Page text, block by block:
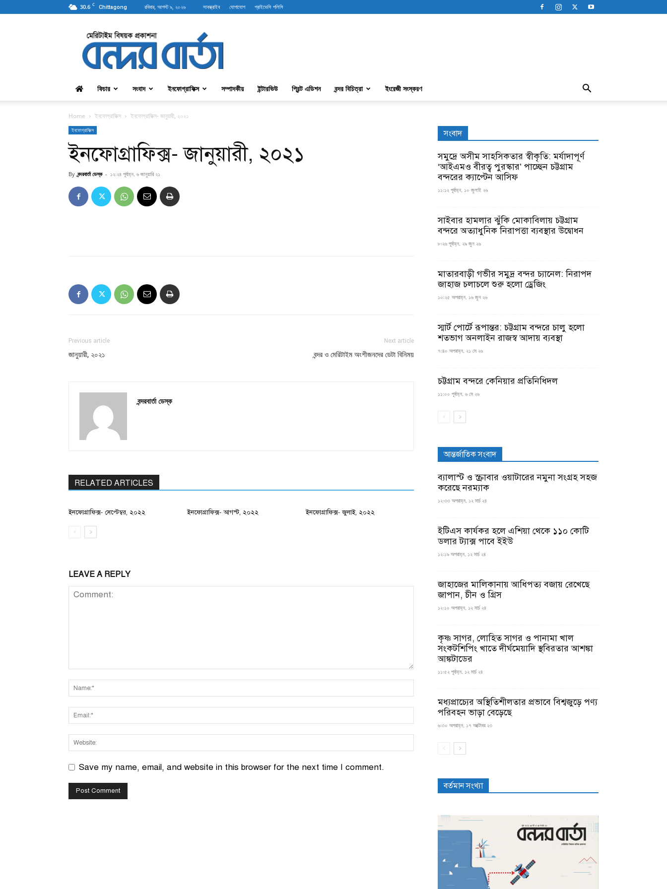
30.6 C Chittagong রবিবার, আগস্ট ৯, ২০২৬ সাবস্ক্রাইব যোগাযোগ প্রাইভেসি পলিসি
বন্দরবার্তা
ফিচার সংবাদ ইনফোগ্রাফিক্স সম্পাদকীয় ইন্টারভিউ প্রিন্ট এডিশন বন্দর বিচিত্রা ইংরেজী সংস্করণ
Home ইনফোগ্রাফিক্স ইনফোগ্রাফিক্স- জানুয়ারী, ২০২১
ইনফোগ্রাফিক্স
ইনফোগ্রাফিক্স- জানুয়ারী, ২০২১
By বন্দরবার্তা ডেস্ক - ১২:২৪ পূর্বাহ্ন, ৬ জানুয়ারি ২১
Previous article
জানুয়ারী, ২০২১
Next article
বন্দর ও মেরিটাইম অংশীজনদের ডেটা বিনিময়
বন্দরবার্তা ডেস্ক
RELATED ARTICLES
ইনফোগ্রাফিক্স- সেপ্টেম্বর, ২০২২ ইনফোগ্রাফিক্স- আগস্ট, ২০২২ ইনফোগ্রাফিক্স- জুলাই, ২০২২
LEAVE A REPLY
Save my name, email, and website in this browser for the next time I comment.
সংবাদ
সমুদ্রে অসীম সাহসিকতার স্বীকৃতি: মর্যাদাপূর্ণ
‘আইএমও বীরত্ব পুরস্কার’ পাচ্ছেন চট্টগ্রাম
বন্দরের ক্যাপ্টেন আসিফ
১১:১২ পূর্বাহ্ন, ১০ জুলাই ২৬
সাইবার হামলার ঝুঁকি মোকাবিলায় চট্টগ্রাম
বন্দরে অত্যাধুনিক নিরাপত্তা ব্যবস্থার উদ্বোধন
৮:২৬ পূর্বাহ্ন, ২৯ জুন ২৬
মাতারবাড়ী গভীর সমুদ্র বন্দর চ্যানেল: নিরাপদ
জাহাজ চলাচলে শুরু হলো ড্রেজিং
১০:২৫ অপরাহ্ন, ১৬ জুন ২৬
স্মার্ট পোর্টে রূপান্তর: চট্টগ্রাম বন্দরে চালু হলো
শতভাগ অনলাইন রাজস্ব আদায় ব্যবস্থা
৭:৪০ অপরাহ্ন, ২১ মে ২৬
চট্টগ্রাম বন্দরে কেনিয়ার প্রতিনিধিদল
১১:০০ পূর্বাহ্ন, ৬ মে ২৬
আন্তর্জাতিক সংবাদ
ব্যালাস্ট ও স্ক্রাবার ওয়াটারের নমুনা সংগ্রহ সহজ
করেছে নরম্যাক
১২:৩৩ অপরাহ্ন, ১২ মার্চ ২৪
ইটিএস কার্যকর হলে এশিয়া থেকে ১১০ কোটি
ডলার ট্যাক্স পাবে ইইউ
১২:১৯ অপরাহ্ন, ১২ মার্চ ২৪
জাহাজের মালিকানায় আধিপত্য বজায় রেখেছে
জাপান, চীন ও গ্রিস
১২:১০ অপরাহ্ন, ১২ মার্চ ২৪
কৃষ্ণ সাগর, লোহিত সাগর ও পানামা খাল
সংকটশিপিং খাতে দীর্ঘমেয়াদি স্থবিরতার আশঙ্কা
আঙ্কটাডের
১১:৫২ পূর্বাহ্ন, ১২ মার্চ ২৪
মধ্যপ্রাচ্যের অস্থিতিশীলতার প্রভাবে বিশ্বজুড়ে পণ্য
পরিবহন ভাড়া বেড়েছে
৬:৩০ অপরাহ্ন, ১৭ অক্টোবর ২৩
বর্তমান সংখ্যা